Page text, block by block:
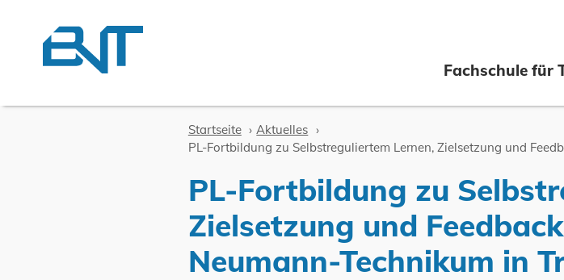
Zum Inhalt springen
Fachschule für
Startseite
Aktuelles
PL-Fortbildung zu Selbstreguliertem Lernen, Zielsetzung und
PL-Fortbildung zu
Zielsetzung und
Neumann-Technikum in